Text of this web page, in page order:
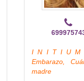
I N I T I U M -
Embarazo,
madre